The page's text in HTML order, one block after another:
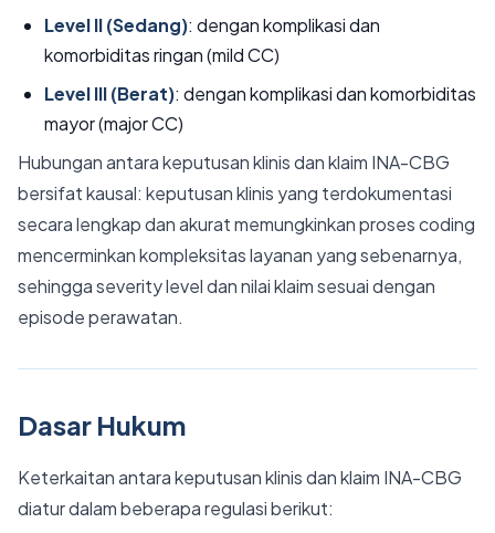
Level II (Sedang): dengan komplikasi dan
komorbiditas ringan (mild CC)
Level III (Berat): dengan komplikasi dan komorbiditas
mayor (major CC)
Hubungan antara keputusan klinis dan klaim INA-CBG
bersifat kausal: keputusan klinis yang terdokumentasi
secara lengkap dan akurat memungkinkan proses coding
mencerminkan kompleksitas layanan yang sebenarnya,
sehingga severity level dan nilai klaim sesuai dengan
episode perawatan.
Dasar Hukum
Keterkaitan antara keputusan klinis dan klaim INA-CBG
diatur dalam beberapa regulasi berikut: